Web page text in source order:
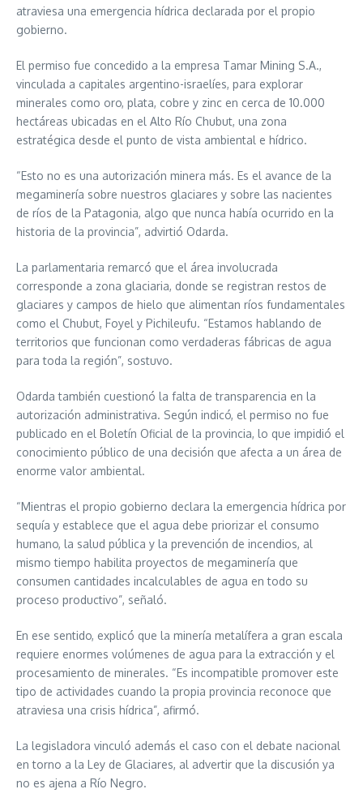
atraviesa una emergencia hídrica declarada por el propio
gobierno.
El permiso fue concedido a la empresa Tamar Mining S.A.,
vinculada a capitales argentino-israelíes, para explorar
minerales como oro, plata, cobre y zinc en cerca de 10.000
hectáreas ubicadas en el Alto Río Chubut, una zona
estratégica desde el punto de vista ambiental e hídrico.
“Esto no es una autorización minera más. Es el avance de la
megaminería sobre nuestros glaciares y sobre las nacientes
de ríos de la Patagonia, algo que nunca había ocurrido en la
historia de la provincia”, advirtió Odarda.
La parlamentaria remarcó que el área involucrada
corresponde a zona glaciaria, donde se registran restos de
glaciares y campos de hielo que alimentan ríos fundamentales
como el Chubut, Foyel y Pichileufu. “Estamos hablando de
territorios que funcionan como verdaderas fábricas de agua
para toda la región”, sostuvo.
Odarda también cuestionó la falta de transparencia en la
autorización administrativa. Según indicó, el permiso no fue
publicado en el Boletín Oficial de la provincia, lo que impidió el
conocimiento público de una decisión que afecta a un área de
enorme valor ambiental.
“Mientras el propio gobierno declara la emergencia hídrica por
sequía y establece que el agua debe priorizar el consumo
humano, la salud pública y la prevención de incendios, al
mismo tiempo habilita proyectos de megaminería que
consumen cantidades incalculables de agua en todo su
proceso productivo”, señaló.
En ese sentido, explicó que la minería metalífera a gran escala
requiere enormes volúmenes de agua para la extracción y el
procesamiento de minerales. “Es incompatible promover este
tipo de actividades cuando la propia provincia reconoce que
atraviesa una crisis hídrica”, afirmó.
La legisladora vinculó además el caso con el debate nacional
en torno a la Ley de Glaciares, al advertir que la discusión ya
no es ajena a Río Negro.